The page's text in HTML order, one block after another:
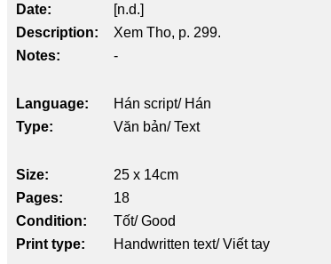
Date
[n.d.]
Description
Xem Tho, p. 299.
Notes
-
Language
Hán script/ Hán
Type
Văn bản/ Text
Size
25 x 14cm
Pages
18
Condition
Tốt/ Good
Print type
Handwritten text/ Viết tay